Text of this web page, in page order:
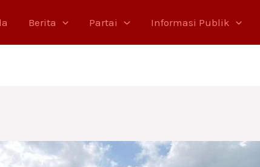
Berita Partai Informasi Publik